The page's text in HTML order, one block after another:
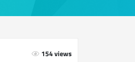
154 views